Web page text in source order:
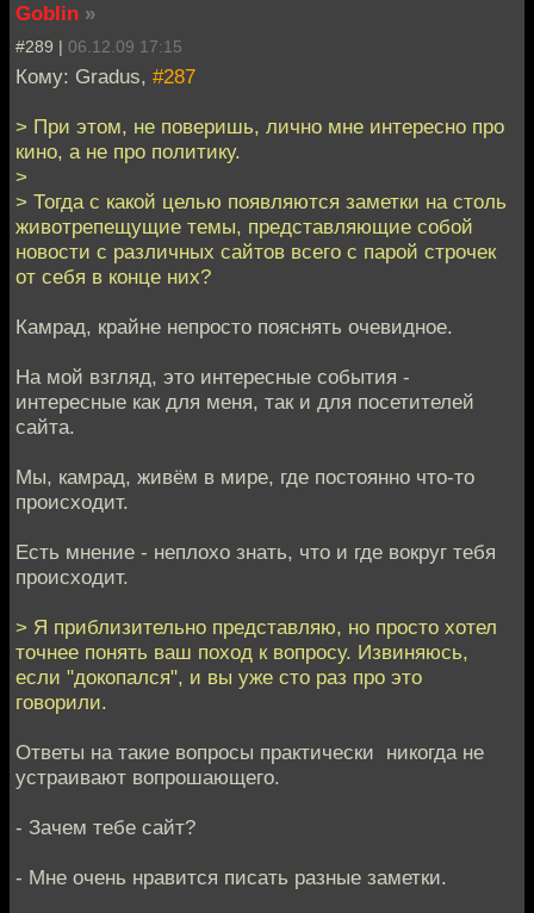
Goblin »
#289 | 06.12.09 17:15
Кому: Gradus, #287
> При этом, не поверишь, лично мне интересно про
кино, а не про политику.
>
> Тогда с какой целью появляются заметки на столь
животрепещущие темы, представляющие собой
новости с различных сайтов всего с парой строчек
от себя в конце них?
Камрад, крайне непросто пояснять очевидное.
На мой взгляд, это интересные события -
интересные как для меня, так и для посетителей
сайта.
Мы, камрад, живём в мире, где постоянно что-то
происходит.
Есть мнение - неплохо знать, что и где вокруг тебя
происходит.
> Я приблизительно представляю, но просто хотел
точнее понять ваш поход к вопросу. Извиняюсь,
если "докопался", и вы уже сто раз про это
говорили.
Ответы на такие вопросы практически никогда не
устраивают вопрошающего.
- Зачем тебе сайт?
- Мне очень нравится писать разные заметки.